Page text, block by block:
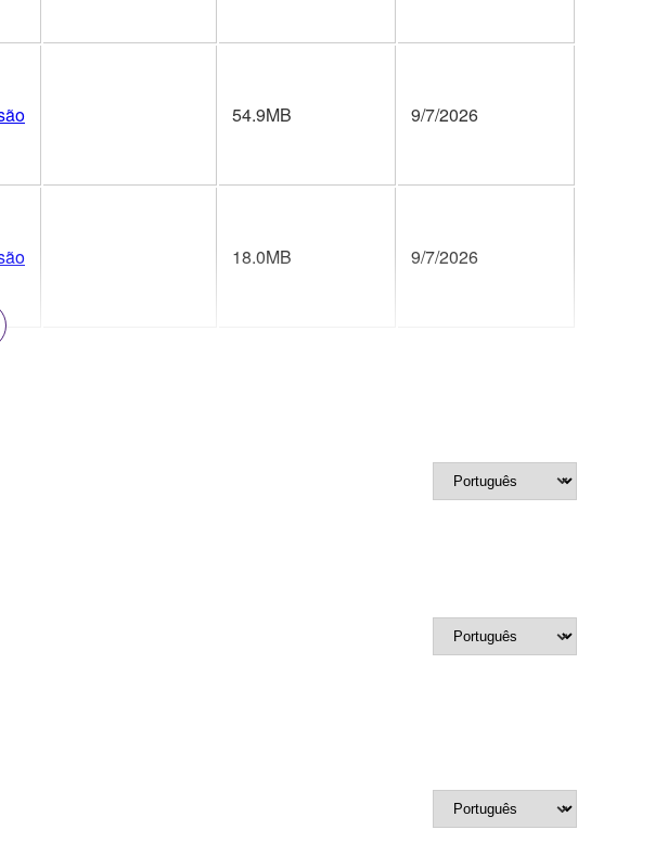
54.9MB 9/7/2026
18.0MB 9/7/2026